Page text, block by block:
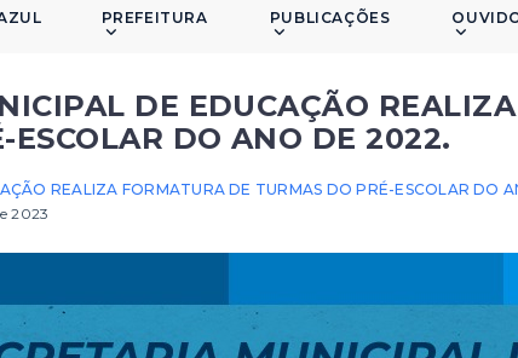
PREFEITURA PUBLICAÇÕES
DE EDUCAÇÃO
ESCOLAR DO ANO DE 2022.
REALIZA FORMATURA DE TURMAS DO PRÉ-ESCOLAR DO
2023